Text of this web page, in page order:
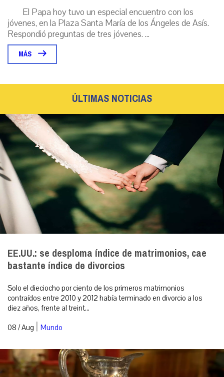
El Papa hoy tuvo un especial encuentro con los
jóvenes, en la Plaza Santa María de los Ángeles de Asís.
Respondió preguntas de tres jóvenes. ...
MÁS
ÚLTIMAS NOTICIAS
EE.UU.: se desploma índice de matrimonios, cae
bastante índice de divorcios
Solo el dieciocho por ciento de los primeros matrimonios
contraídos entre 2010 y 2012 había terminado en divorcio a los
diez años, frente al treint...
08 / Aug | Mundo